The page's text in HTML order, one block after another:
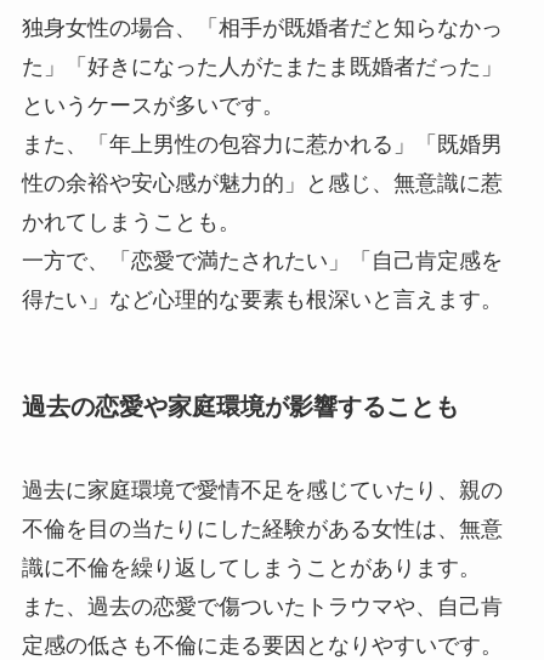
独身女性の場合、「相手が既婚者だと知らなかっ
た」「好きになった人がたまたま既婚者だった」
というケースが多いです。
また、「年上男性の包容力に惹かれる」「既婚男
性の余裕や安心感が魅力的」と感じ、無意識に惹
かれてしまうことも。
一方で、「恋愛で満たされたい」「自己肯定感を
得たい」など心理的な要素も根深いと言えます。
過去の恋愛や家庭環境が影響することも
過去に家庭環境で愛情不足を感じていたり、親の
不倫を目の当たりにした経験がある女性は、無意
識に不倫を繰り返してしまうことがあります。
また、過去の恋愛で傷ついたトラウマや、自己肯
定感の低さも不倫に走る要因となりやすいです。